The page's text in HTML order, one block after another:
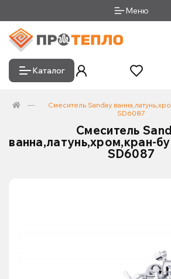
Меню
Каталог
Смеситель Sanday
SD6087
Смеситель
ванна,латунь,хром,кран-
SD6087